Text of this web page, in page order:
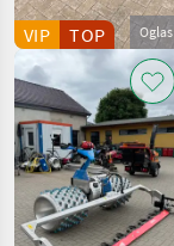
Oglas
VIP TOP